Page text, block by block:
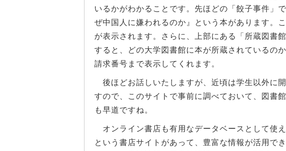
いるかがわかることです。先ほどの「餃子事件」
ぜ中国人に嫌われるのか』という本があります。
が表示されます。さらに、上部にある「所蔵図書
すると、どの大学図書館に本が所蔵されているの
請求番号まで表示してくれます。
後ほどお話しいたしますが、近頃は学生以外に
すので、このサイトで事前に調べておいて、図書
も早道ですね。
オンライン書店も有用なデータベースとして使
という書店サイトがあって、豊富な情報が活用で